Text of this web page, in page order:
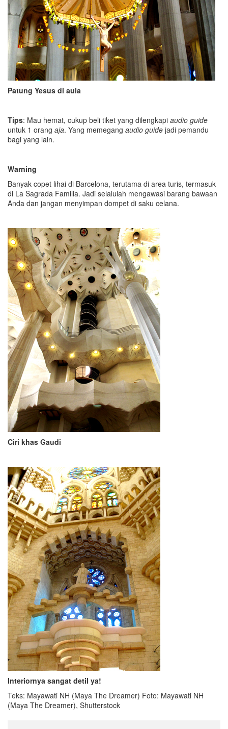
Patung Yesus di aula
Tips: Mau hemat, cukup beli tiket yang dilengkapi audio guide
untuk 1 orang aja. Yang memegang audio guide jadi pemandu
bagi yang lain.
Warning
Banyak copet lihai di Barcelona, terutama di area turis, termasuk
di La Sagrada Familia. Jadi selalulah mengawasi barang bawaan
Anda dan jangan menyimpan dompet di saku celana.
Ciri khas Gaudi
Interiornya sangat detil ya!
Teks: Mayawati NH (Maya The Dreamer) Foto: Mayawati NH
(Maya The Dreamer), Shutterstock